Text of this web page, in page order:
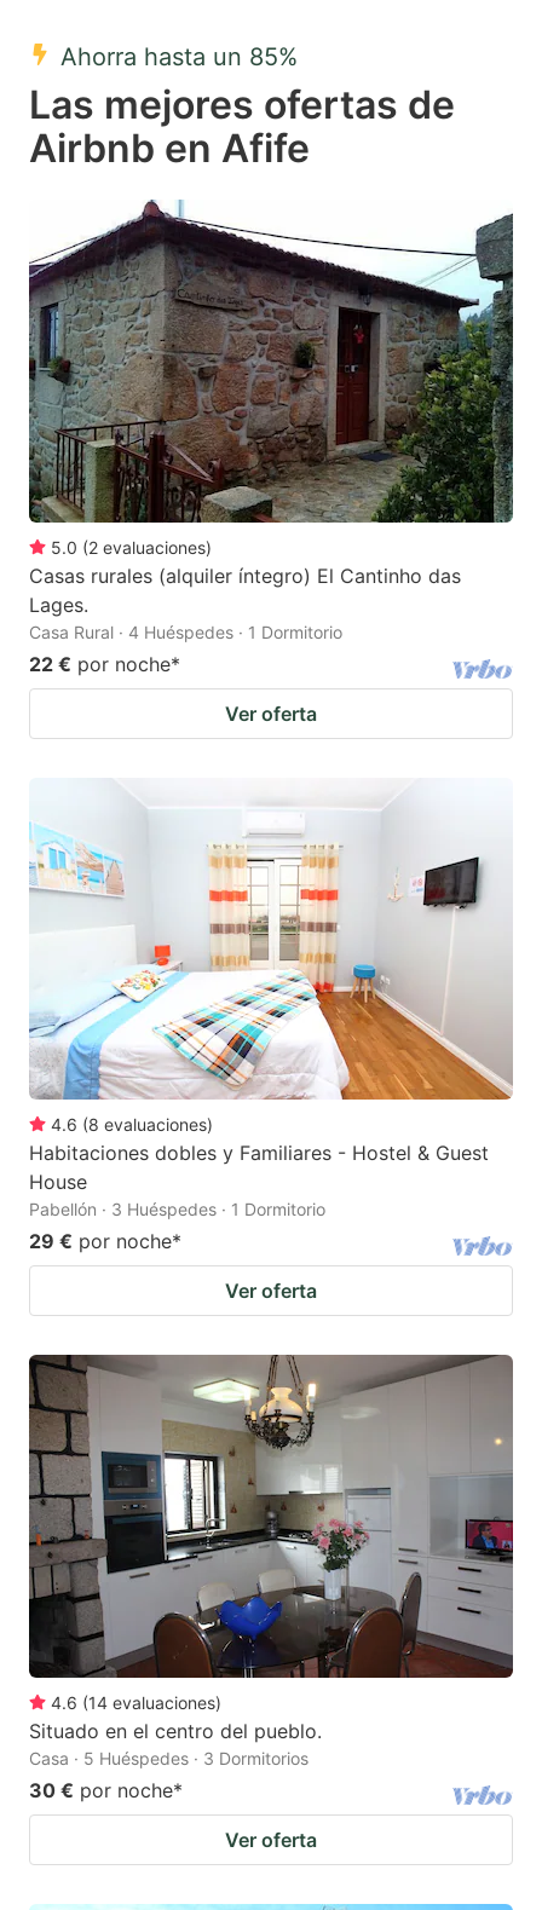
key
to
get
keyboard
shortcuts
for
changing
dates.
to
shortcuts
for
changing
dates.
Ahorra hasta un 85%
Las mejores ofertas de
Airbnb en Afife
5.0 (2 evaluaciones)
Casas rurales (alquiler íntegro) El Cantinho das
Lages.
Casa Rural · 4 Huéspedes · 1 Dormitorio
22 € por noche*
Ver oferta
4.6 (8 evaluaciones)
Habitaciones dobles y Familiares - Hostel & Guest
House
Pabellón · 3 Huéspedes · 1 Dormitorio
29 € por noche*
Ver oferta
4.6 (14 evaluaciones)
Situado en el centro del pueblo.
Casa · 5 Huéspedes · 3 Dormitorios
30 € por noche*
Ver oferta